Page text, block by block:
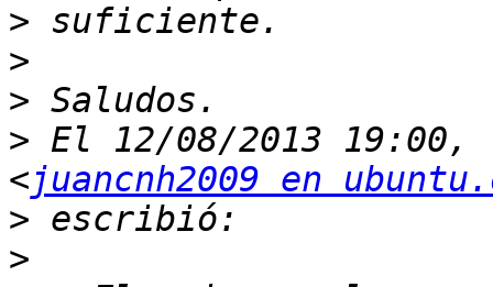
>
>
>
> El 12/08/2013 19:00,
<juancnh2009 en
>
>